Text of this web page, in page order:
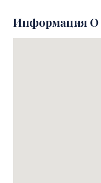
Информация О